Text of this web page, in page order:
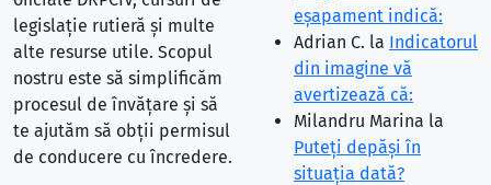
legislație rutieră și multe
alte resurse utile. Scopul
nostru este să simplificăm
procesul de învățare și să
te ajutăm să obții permisul
de conducere cu încredere.
eşapament indică:
Adrian C. la Indicatorul
din imagine vă
avertizează că:
Milandru Marina la
Puteţi depăşi în
situaţia dată?